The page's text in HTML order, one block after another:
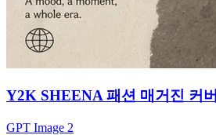
Y2K SHEENA 패션 매거진 커버
GPT Image 2